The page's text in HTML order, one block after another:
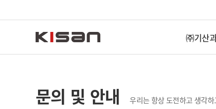
㈜기산
문의 및 안내 우리는 항상 도전하고 생각